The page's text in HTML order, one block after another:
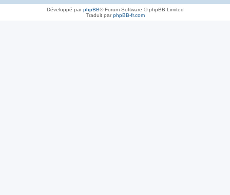
Développé parphpBB® Forum Software © phpBB Limited
Traduit parphpBB-fr.com